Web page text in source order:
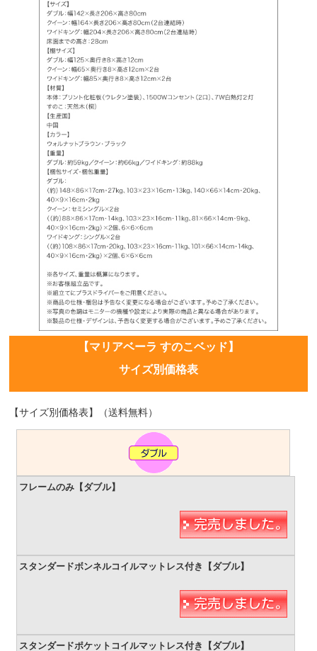
【マリアベーラ すのこベッド】
サイズ別価格表
【サイズ別価格表】（送料無料）